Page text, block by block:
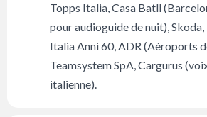
Topps Italia, Casa Batll
pour audioguide de nuit),
Italia Anni 60, ADR (Aéroports
Teamsystem SpA, Cargurus
italienne).